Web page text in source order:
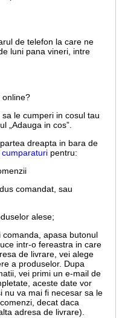
de telefon la care ne
luni pana vineri, intre
online?
le cumperi in cosul tau
„Adauga in cos”.
dreapta in bara de
pentru:
comandat, sau
alese;
apasa butonul
intr-o fereastra in care
de livrare, vei alege
a produselor. Dupa
vei primi un e-mail de
aceste date vor
nu va mai fi necesar sa le
decat daca
adresa de livrare).